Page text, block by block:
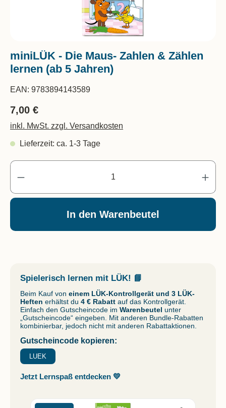
miniLÜK - Die Maus- Zahlen & Zählen
lernen (ab 5 Jahren)
EAN: 9783894143589
7,00 €
inkl. MwSt. zzgl. Versandkosten
Lieferzeit: ca. 1-3 Tage
In den Warenbeutel
Spielerisch lernen mit LÜK! 📘
Beim Kauf von einem LÜK-Kontrollgerät und 3 LÜK-
Heften erhältst du 4 € Rabatt auf das Kontrollgerät.
Einfach den Gutscheincode im Warenbeutel unter
„Gutscheincode“ eingeben. Mit anderen Bundle-Rabatten
kombinierbar, jedoch nicht mit anderen Rabattaktionen.
Gutscheincode kopieren:
LUEK
Jetzt Lernspaß entdecken 💛